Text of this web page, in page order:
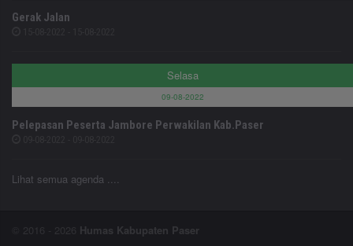
Gerak Jalan
Selasa
09-08-2022
Pelepasan Peserta Jambore Perwakilan Kab.Paser
Lihat semua agenda ....
© 2016 - 2026 Humas Kabupaten Paser